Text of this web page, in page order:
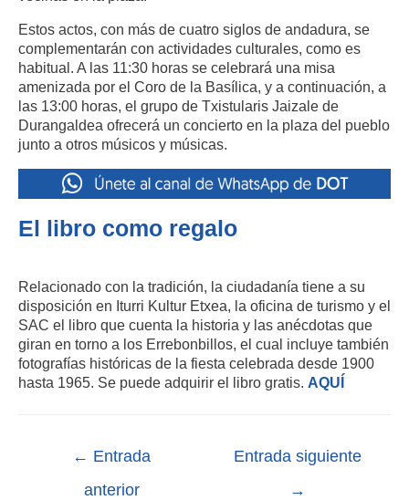
Estos actos, con más de cuatro siglos de andadura, se
complementarán con actividades culturales, como es
habitual. A las 11:30 horas se celebrará una misa
amenizada por el Coro de la Basílica, y a continuación, a
las 13:00 horas, el grupo de Txistularis Jaizale de
Durangaldea ofrecerá un concierto en la plaza del pueblo
junto a otros músicos y músicas.
El libro como regalo
Relacionado con la tradición, la ciudadanía tiene a su
disposición en Iturri Kultur Etxea, la oficina de turismo y el
SAC el libro que cuenta la historia y las anécdotas que
giran en torno a los Errebonbillos, el cual incluye también
fotografías históricas de la fiesta celebrada desde 1900
hasta 1965. Se puede adquirir el libro gratis. AQUÍ​
← Entrada
anterior
Entrada siguiente
→